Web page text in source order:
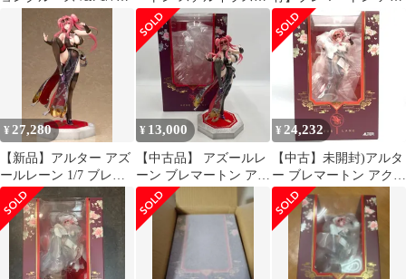
Ver. フィギュア
ションクルーズVer.
「アズールレーン」 1/7
PVC＆ABS製塗装済み
完成品[95]
¥ 27,280
【新品】アルター アズ
ールレーン 1/7 ブレマ
ートン アクションクル
ーズVer.【正規品】
¥ 13,000
【中古品】 アズールレ
ーン ブレマートン アク
ションクルーズVer. 1/7
【053-260513-NS-06-
tei】
¥ 24,232
【中古】未開封)アルタ
ー ブレマートン アクシ
ョンクルーズVer.「アズ
ールレーン」1/7[69]